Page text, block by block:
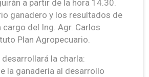
a partir de la hora 14.30.
ganadero y los resultados de
cargo del Ing. Agr. Carlos
Plan Agropecuario.
la charla:
la ganadería al desarrollo